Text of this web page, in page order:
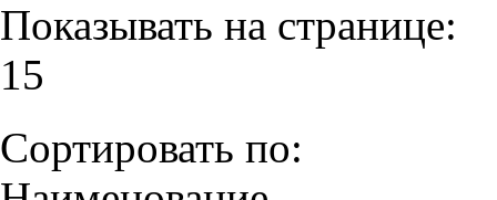
Показывать на странице:
15
Сортировать по: